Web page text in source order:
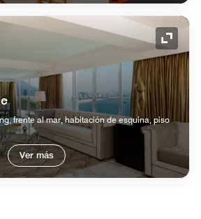
Icono
frente al mar, habitación de esquina, piso
Ver más